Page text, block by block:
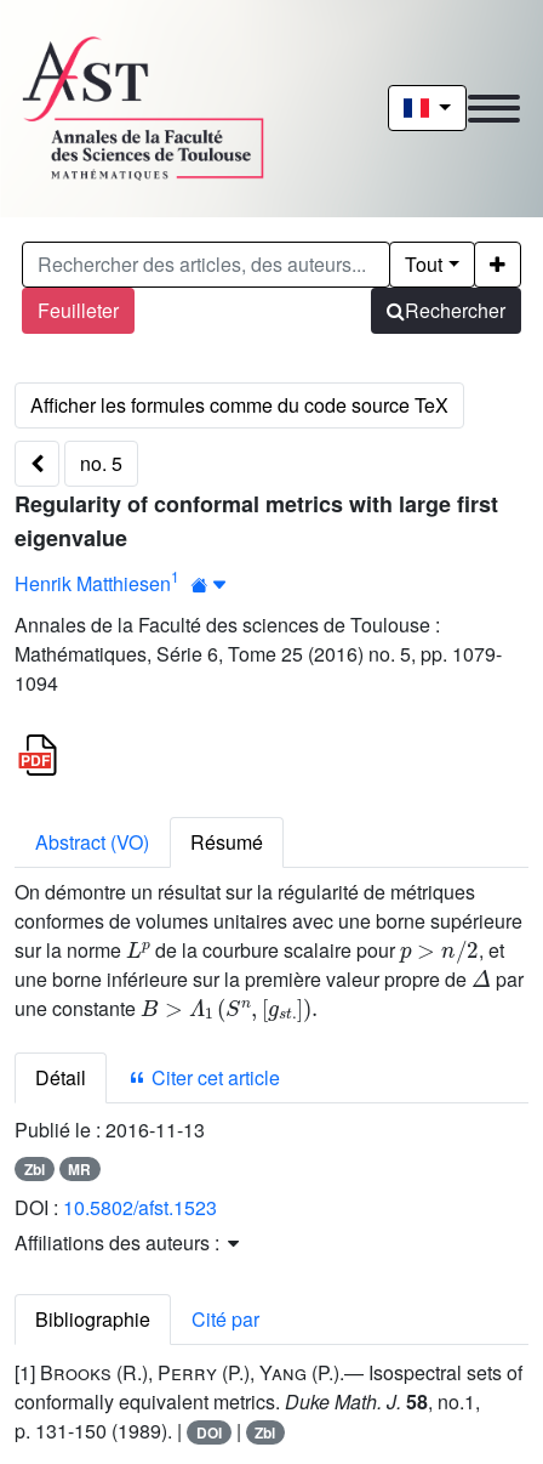
Feuilleter
Tout
Rechercher
no. 5
Regularity of conformal metrics with large first
eigenvalue
Henrik Matthiesen1
Annales de la Faculté des sciences de Toulouse :
Mathématiques, Série 6, Tome 25 (2016) no. 5, pp. 1079-
1094
Abstract (VO)
Résumé
On démontre un résultat sur la régularité de métriques
conformes de volumes unitaires avec une borne supérieure
sur la norme
Lp
de la courbure scalaire pour
p>n/2
, et
une borne inférieure sur la première valeur propre de
Δ
par
une constante
B>Λ1(Sn,[gst.]).
Détail
Citer cet article
Publié le : 2016-11-13
Zbl MR
DOI : 10.5802/afst.1523
Affiliations des auteurs :
Bibliographie
Cité par
[1] Brooks (R.), Perry (P.), Yang (P.).— Isospectral sets of
conformally equivalent metrics. Duke Math. J. 58, no.1,
p. 131-150 (1989). |
DOI | Zbl